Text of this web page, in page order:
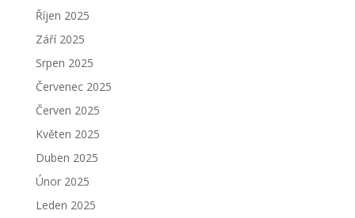
Říjen 2025
Září 2025
Srpen 2025
Červenec 2025
Červen 2025
Květen 2025
Duben 2025
Únor 2025
Leden 2025